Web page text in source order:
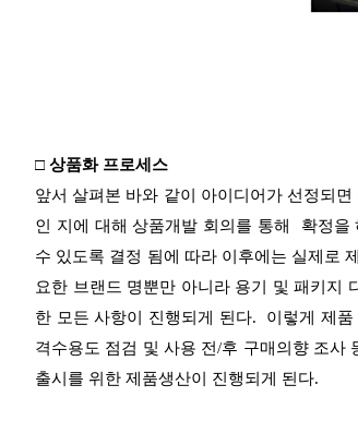
□ 상품화 프로세스
앞서 살펴본 바와 같이 아이디어가 선정되
인 지에 대해 상품개발 회의를 통해 확정을
수 있도록 결정 됨에 따라 이후에는 실제로
요한 브랜드 명뿐만 아니라 용기 및 패키지
한 모든 사항이 진행되게 된다. 이렇게 제
격수용도 점검 및 사용 전/후 구매의향 조사
출시를 위한 제품생산이 진행되게 된다.